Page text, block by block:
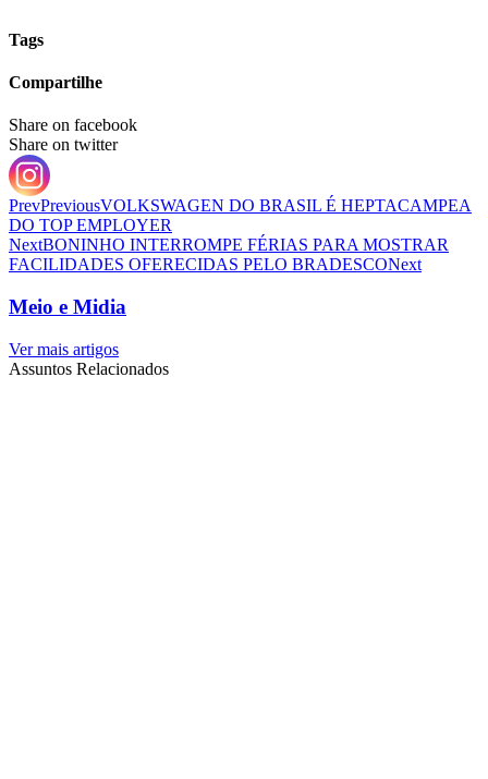
Tags
Compartilhe
Share on facebook
Share on twitter
PrevPreviousVOLKSWAGEN DO BRASIL É HEPTACAMPEA
DO TOP EMPLOYER
NextBONINHO INTERROMPE FÉRIAS PARA MOSTRAR
FACILIDADES OFERECIDAS PELO BRADESCONext
Meio e Midia
Ver mais artigos
Assuntos Relacionados